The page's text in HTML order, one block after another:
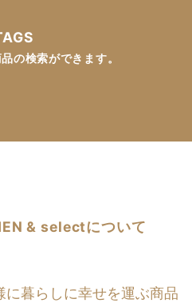
の検索ができます。
& selectについて
に暮らしに幸せを運ぶ商品